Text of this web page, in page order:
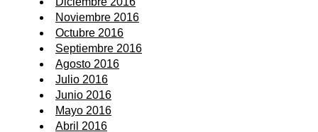
Noviembre 2016
Octubre 2016
Septiembre 2016
Agosto 2016
Julio 2016
Junio 2016
Mayo 2016
Abril 2016